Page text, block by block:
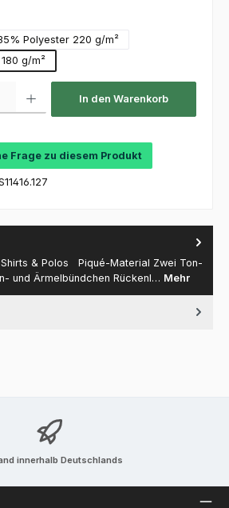
Polyester 220 g/m²
g/m²
In den Warenkorb
Frage zu diesem Produkt
Shirts & Polos Piqué-Material Zwei Ton-
und Ärmelbündchen Rückenl… Mehr
innerhalb Deutschlands